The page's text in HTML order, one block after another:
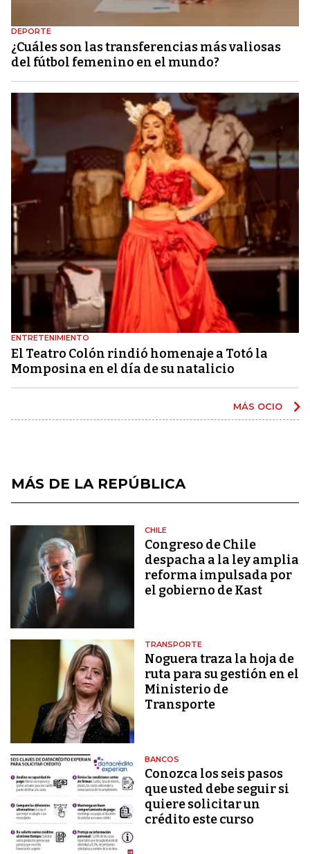
DEPORTE
¿Cuáles son las transferencias más valiosas
del fútbol femenino en el mundo?
ENTRETENIMIENTO
El Teatro Colón rindió homenaje a Totó la
Momposina en el día de su natalicio
MÁS OCIO
MÁS DE LA REPÚBLICA
CHILE
Congreso de Chile
despacha a la ley amplia
reforma impulsada por
el gobierno de Kast
TRANSPORTE
Noguera traza la hoja de
ruta para su gestión en el
Ministerio de
Transporte
BANCOS
Conozca los seis pasos
que usted debe seguir si
quiere solicitar un
crédito este curso